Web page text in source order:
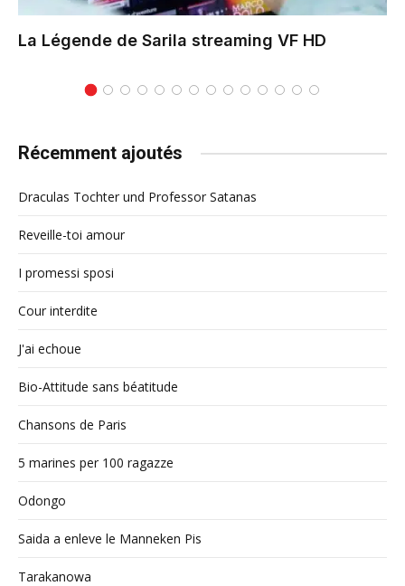
La Légende de Sarila streaming VF HD
Récemment ajoutés
Draculas Tochter und Professor Satanas
Reveille-toi amour
I promessi sposi
Cour interdite
J'ai echoue
Bio-Attitude sans béatitude
Chansons de Paris
5 marines per 100 ragazze
Odongo
Saida a enleve le Manneken Pis
Tarakanowa